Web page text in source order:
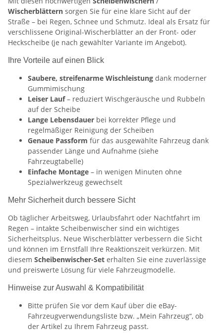
Wischerblättern sorgen Sie für eine klare Sicht auf der
Straße – bei Regen, Schnee und Schmutz. Ideal als Ersatz für
verschlissene Original-Wischerblätter an der Front- oder
Heckscheibe (je nach gewählter Variante im Angebot).
Ihre Vorteile auf einen Blick
Saubere, streifenarme Wischleistung dank moderner
Gummimischung
Leiser Lauf– reduziert Wischgeräusche und Rubbeln
auf der Scheibe
Lange Lebensdauer bei korrekter Pflege und
regelmäßiger Reinigung der Scheiben
Genaue Passform für das ausgewählte Fahrzeug dank
passender Länge und Aufnahme (siehe
Fahrzeugtabelle)
Einfache Montage – in wenigen Minuten ohne
Spezialwerkzeug gewechselt
Mehr Sicherheit durch bessere Sicht
Ob täglicher Arbeitsweg, Urlaubsfahrt oder Nachtfahrt im
Regen – intakte Scheibenwischer sind ein wichtiges
Sicherheitsplus. Neue Wischerblätter verbessern die Sicht
und können im Ernstfall Ihre Reaktionszeit verkürzen. Mit
diesem Scheibenwischer-Set erhalten Sie eine zuverlässige
und preiswerte Lösung für viele Fahrzeugmodelle.
Hinweise zur Auswahl & Kompatibilität
Bitte prüfen Sie vor dem Kauf über die eBay-
Fahrzeugverwendungsliste bzw. „Mein Fahrzeug“, ob
der Artikel zu Ihrem Fahrzeug passt.